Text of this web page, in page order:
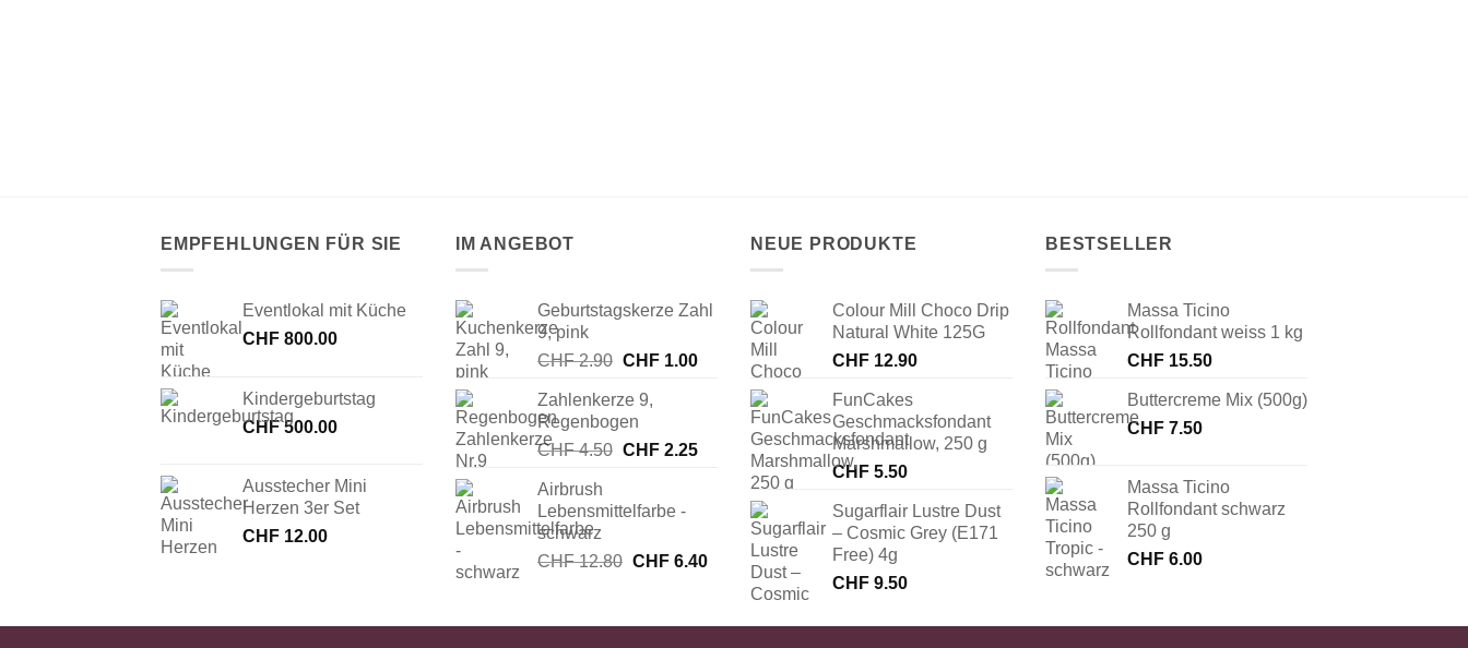
EMPFEHLUNGEN FÜR SIE
Eventlokal mit Küche
CHF 800.00
Kindergeburtstag
CHF500.00
Ausstecher Mini
Herzen 3er Set
CHF 12.00
IM ANGEBOT
Geburtstagskerze Zahl
9, pink
CHF2.90 Ursprünglicher
war:
CHF 2.90
CHF1.00Aktueller
CHF 1.00.
Zahlenkerze 9,
Regenbogen
CHF4.50 Ursprünglicher
CHF 4.50
CHF2.25Aktueller
CHF 2.25.
Airbrush
Lebensmittelfarbe -
schwarz
CHF12.80 Ursprünglicher
CHF 12.80
CHF6.40Aktueller
CHF 6.40.
NEUE PRODUKTE
Colour Mill Choco Drip
Natural White 125G
CHF 12.90
FunCakes
Geschmacksfondant
Marshmallow, 250 g
CHF 5.50
Sugarflair Lustre Dust
– Cosmic Grey (E171
Free) 4g
CHF 9.50
BESTSELLER
Massa Ticino
Rollfondant weiss 1 kg
CHF 15.50
Buttercreme Mix (500g)
CHF 7.50
Massa Ticino
Rollfondant schwarz
250 g
CHF 6.00